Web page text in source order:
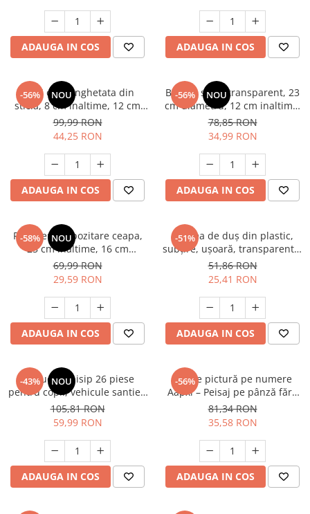
ADAUGA IN COS ADAUGA IN COS
-56% NOU
Set 6 cupe inghetata din
sticla, 8 cm inaltime, 12 cm
diametru, picior albastru,
desert, inghetata, fructe,
transparent
99,99 RON
44,25 RON
ADAUGA IN COS
-56% NOU
Bol din sticla transparent, 23
cm diametru, 12 cm inaltime,
bol servire salata, fructe,
desert, multifunctional
78,85 RON
34,99 RON
ADAUGA IN COS
-58% NOU
Recipient depozitare ceapa,
25 cm inaltime, 16 cm
diametru, capac, aerisire,
depozitare legume, bucatarie
69,99 RON
29,59 RON
ADAUGA IN COS
-51%
Perdea de duș din plastic,
subțire, ușoară, transparentă,
183x183cm
51,86 RON
25,41 RON
ADAUGA IN COS
-43% NOU
Set jucarii nisip 26 piese
pentru copii, vehicule santier,
galetusa pliabila, forme nisip,
sac depozitare
105,81 RON
59,99 RON
ADAUGA IN COS
-56%
Set de pictură pe numere
Aapxi – Peisaj pe pânză fără
cute, culori acrilice vibrante,
perfect pentru începători
81,34 RON
35,58 RON
ADAUGA IN COS